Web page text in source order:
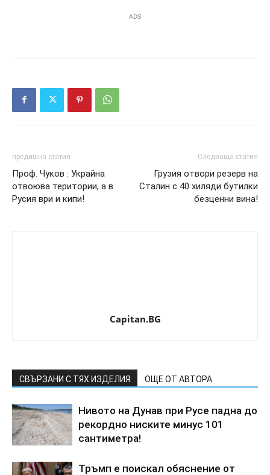
ADS
предишна статия
Проф. Чуков : Украйна
отвоюва територии, а в
Русия ври и кипи!
Следваща статия
Грузия отвори резерв на
Сталин с 40 хиляди бутилки
безценни вина!
Capitan.BG
СВЪРЗАНИ С ТЯХ ИЗДЕЛИЯ ОЩЕ ОТ АВТОРА
Нивото на Дунав при Русе падна до
рекордно ниските минус 101
сантиметра!
Тръмп е поискал обяснение от